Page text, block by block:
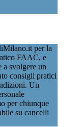
per la
FAAC, e
a svolgere un
consigli pratici
Un
per chiunque
su cancelli